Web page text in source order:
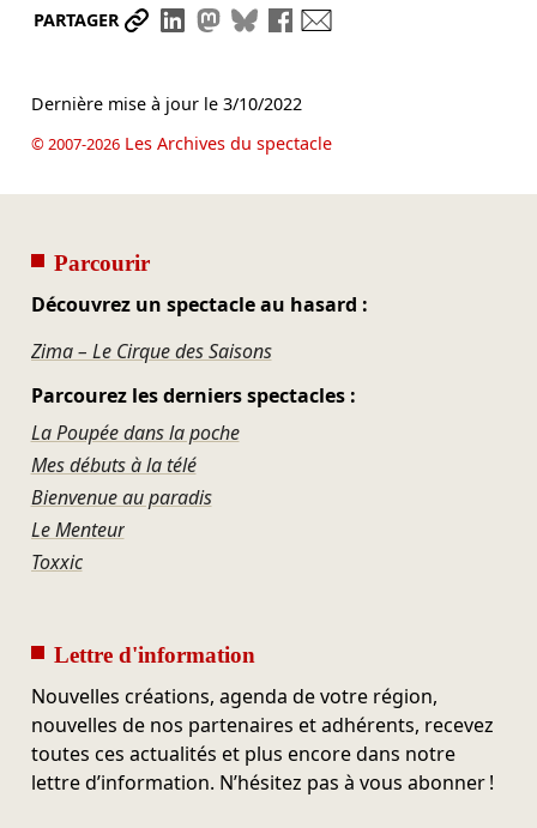
PARTAGER Partager le lien
Partager sur LinkedIn
Partager sur Mastodon
Partager sur Bluesky
Partager sur Facebook
Dernière mise à jour le 3/10/2022
© 2007-2026Les Archives du spectacle
Parcourir
Découvrez un spectacle au hasard :
Zima – Le Cirque des Saisons
Parcourez les derniers spectacles :
La Poupée dans la poche
Mes débuts à la télé
Bienvenue au paradis
Le Menteur
Toxxic
Lettre d'information
Nouvelles créations, agenda de votre région,
nouvelles de nos partenaires et adhérents, recevez
toutes ces actualités et plus encore dans notre
lettre d’information. N’hésitez pas à vous abonner !